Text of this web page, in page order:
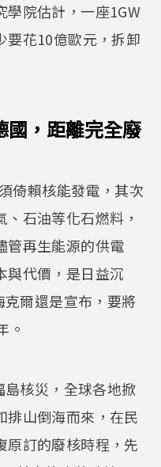
學院估計，一座1GW
要花10億歐元，拆卸
國，距離完全廢
倚賴核能發電，其次
石油等化石燃料，
管再生能源的供電
與代價，是日益沉
爾還是宣布，要將
。
核災，全球各地掀
排山倒海而來，在民
原訂的廢核時程，先